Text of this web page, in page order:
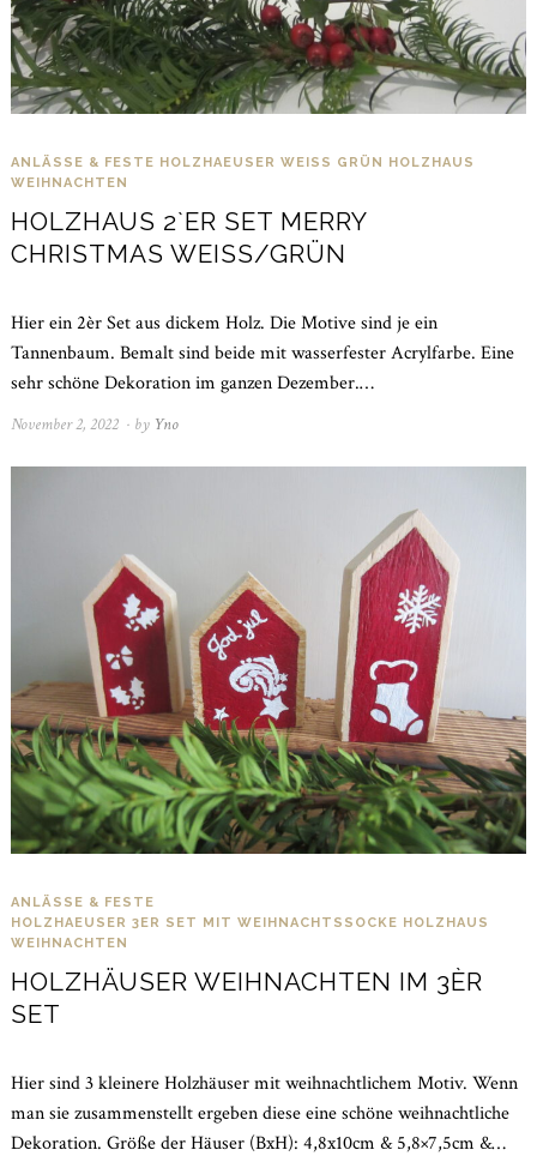
ANLÄSSE & FESTE HOLZHAEUSER WEISS GRÜN
HOLZHAUS
WEIHNACHTEN
HOLZHAUS 2`ER SET MERRY
CHRISTMAS WEISS/GRÜN
Hier ein 2èr Set aus dickem Holz. Die Motive sind je ein
Tannenbaum. Bemalt sind beide mit wasserfester Acrylfarbe. Eine
sehr schöne Dekoration im ganzen Dezember.…
November 2, 2022November
by Yno
ANLÄSSE & FESTE
HOLZHAEUSER 3ER SET MIT WEIHNACHTSSOCKE HOLZHAUS
WEIHNACHTEN
HOLZHÄUSER WEIHNACHTEN IM 3ÈR
SET
Hier sind 3 kleinere Holzhäuser mit weihnachtlichem Motiv. Wenn
man sie zusammenstellt ergeben diese eine schöne weihnachtliche
Dekoration. Größe der Häuser (BxH): 4,8x10cm & 5,8×7,5cm &…